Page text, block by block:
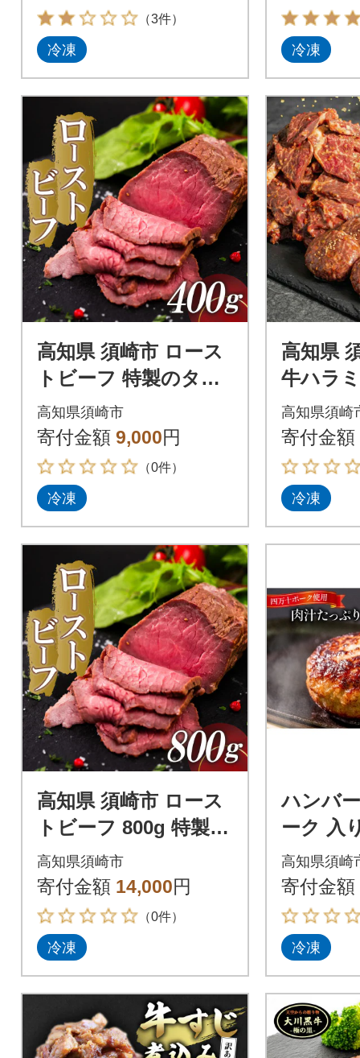
（3件）
冷凍 冷凍
高知県 須崎市 ロース
トビーフ 特製のタレ
付き 400g 須崎の恵み
高知県須崎市
寄付金額 9,000円
（0件）
冷凍
高知県
牛ハラ
ーグ10
の恵み
高知県須崎
寄付金額
冷凍
高知県 須崎市 ロース
トビーフ 800g 特製タ
レ付き 須崎の恵み
高知県須崎市
寄付金額 14,000円
（0件）
冷凍
ハンバ
ーク 入
g × 6個
個包装
高知県須崎
寄付金額
冷凍